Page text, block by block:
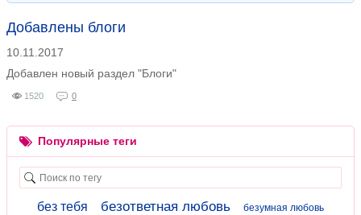
Добавлены блоги
10.11.2017
Добавлен новый раздел "Блоги"
1520 0
Популярные теги
без тебя безответная любовь
безумная любовь